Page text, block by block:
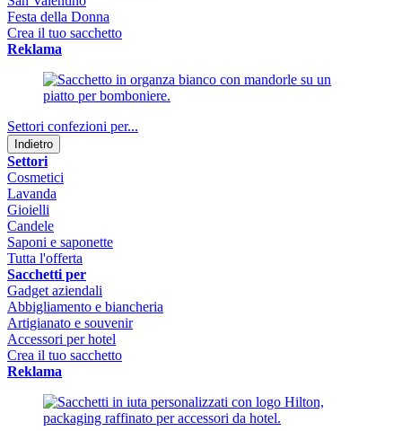
Festa della Donna
Crea il tuo sacchetto
Reklama
Settori confezioni per...
Indietro
Settori
Cosmetici
Lavanda
Gioielli
Candele
Saponi e saponette
Tutta l'offerta
Sacchetti per
Gadget aziendali
Abbigliamento e biancheria
Artigianato e souvenir
Accessori per hotel
Crea il tuo sacchetto
Reklama